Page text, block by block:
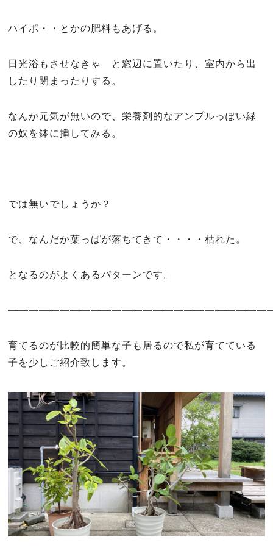
ハイポ・・とかの肥料もあげる。
日光浴もさせなきゃ と窓辺に置いたり、室内から出
したり閉まったりする。
なんか元気が無いので、栄養剤的なアンプルっぽい緑
の奴を鉢に挿してみる。
では無いでしょうか？
で、なんだか葉っぱが落ちてきて・・・・枯れた。
となるのがよくあるパターンです。
育てるのが比較的簡単な子も居るので私が育てている
子を少しご紹介致します。